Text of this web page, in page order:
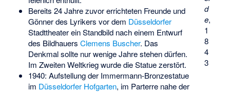
d
e,
1
8
4
3
Bereits 24 Jahre zuvor errichteten Freunde und
Gönner des Lyrikers vor dem Düsseldorfer
Stadttheater ein Standbild nach einem Entwurf
des Bildhauers Clemens Buscher. Das
Denkmal sollte nur wenige Jahre stehen dürfen.
Im Zweiten Weltkrieg wurde die Statue zerstört.
1940: Aufstellung der Immermann-Bronzestatue
im Düsseldorfer Hofgarten, im Parterre nahe der